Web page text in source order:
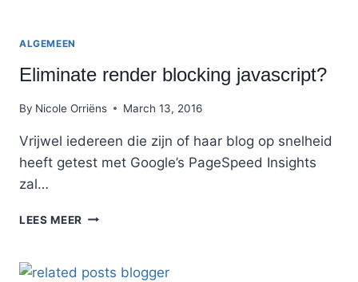
ALGEMEEN
Eliminate render blocking javascript?
By Nicole Orriëns March 13, 2016
Vrijwel iedereen die zijn of haar blog op snelheid
heeft getest met Google’s PageSpeed Insights
zal…
LEES MEER ELIMINATE
JAVASCRIPT?